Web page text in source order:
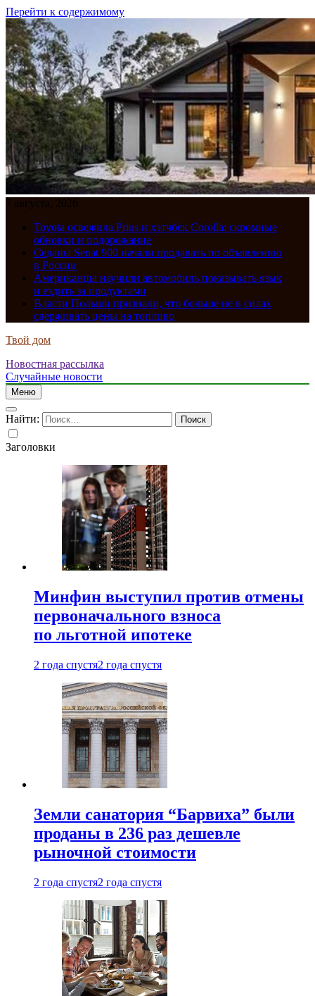
Перейти к содержимому
7 августа, 2026
Toyota освежила Prius и хэтчбек Corolla: скромные
обновки и подорожание
Седаны Senat 900 начали продавать по объявлению
в России
Американцы научили автомобиль показывать язык
и ездить за продуктами
Власти Польши признали, что больше не в силах
сдерживать цены на топливо
Твой дом
Новостная рассылка
Случайные новости
Меню
Найти:
Заголовки
Минфин выступил против отмены
первоначального взноса
по льготной ипотеке
2 года спустя2 года спустя
Земли санатория “Барвиха” были
проданы в 236 раз дешевле
рыночной стоимости
2 года спустя2 года спустя